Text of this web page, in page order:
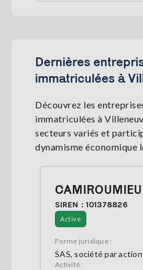
Dernières
immatriculées à
Découvrez les
immatriculées à
secteurs variés et
dynamisme économique
CAMIROUMIEU
SIREN : 101378826
Active
Forme juridique :
SAS, société par
Activité :